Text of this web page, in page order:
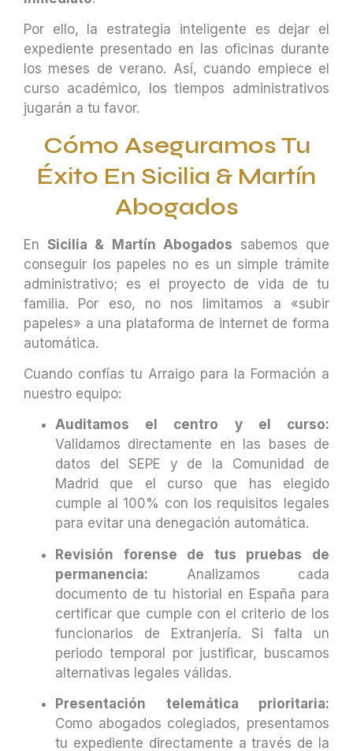
Por ello, la estrategia inteligente es dejar el
expediente presentado en las oficinas durante
los meses de verano. Así, cuando empiece el
curso académico, los tiempos administrativos
jugarán a tu favor.
Cómo Aseguramos Tu
Éxito En Sicilia & Martín
Abogados
EnSicilia & Martín Abogados sabemos que
conseguir los papeles no es un simple trámite
administrativo; es el proyecto de vida de tu
familia. Por eso, no nos limitamos a «subir
papeles» a una plataforma de internet de forma
automática.
Cuando confías tu Arraigo para la Formación a
nuestro equipo:
Auditamos el centro y el curso:
Validamos directamente en las bases de
datos del SEPE y de la Comunidad de
Madrid que el curso que has elegido
cumple al 100% con los requisitos legales
para evitar una denegación automática.
Revisión forense de tus pruebas de
permanencia: Analizamos cada
documento de tu historial en España para
certificar que cumple con el criterio de los
funcionarios de Extranjería. Si falta un
periodo temporal por justificar, buscamos
alternativas legales válidas.
Presentación telemática prioritaria:
Como abogados colegiados, presentamos
tu expediente directamente a través de la